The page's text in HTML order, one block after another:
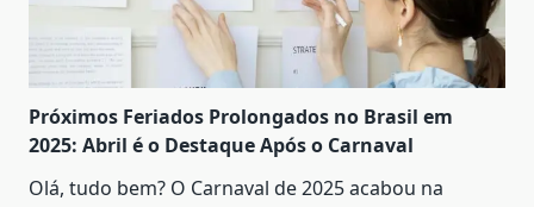
Próximos Feriados Prolongados no Brasil em
2025: Abril é o Destaque Após o Carnaval
Olá, tudo bem? O Carnaval de 2025 acabou na